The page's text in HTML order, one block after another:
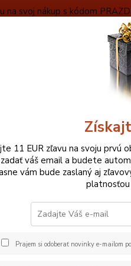
na svoj nákup s kódom
OBCHODNÉ
Munenori Snake King
Snake
11 EUR zľavu na svoju prvú
váš email a budete
vám bude zaslaný aj
platnosťou
Prajem si odoberať novinky e-mailom